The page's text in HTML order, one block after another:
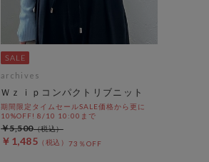
archives
Ｗｚｉｐコンパクトリブニット
期間限定タイムセールSALE価格から更に
10%OFF! 8/10 10:00まで
￥1,485 73％OFF
￥5,500